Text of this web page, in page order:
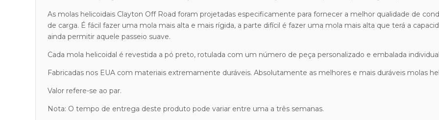
As molas helicoidais Clayton Off Road foram projetadas especificamente para fornecer a melhor qualidade de
de carga. É fácil fazer uma mola mais alta e mais rígida, a parte difícil é fazer uma mola mais alta que terá a
ainda permitir aquele passeio suave.
Cada mola helicoidal é revestida a pó preto, rotulada com um número de peça personalizado e embalada
Fabricadas nos EUA com materiais extremamente duráveis. Absolutamente as melhores e mais duráveis ​​molas
Valor refere-se ao par.
Nota: O tempo de entrega deste produto pode variar entre uma a três semanas.